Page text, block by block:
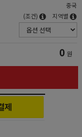
중국
(조건) 지역별
0 원